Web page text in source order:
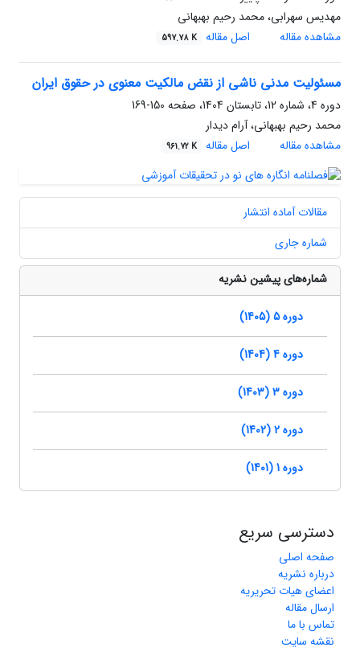
مهدیس سهرابی، محمد رحیم بهبهانی
مشاهده مقاله
اصل مقاله 597.78 K
مسئولیت مدنی ناشی از نقض مالکیت معنوی در حقوق ایران
دوره 4، شماره 12، تابستان 1404، صفحه
150-169
محمد رحیم بهبهانی، آرام دیدار
مشاهده مقاله
اصل مقاله 961.72 K
مقالات آماده انتشار
شماره جاری
شماره‌های پیشین نشریه
دوره 5 (1405)
دوره 4 (1404)
دوره 3 (1403)
دوره 2 (1402)
دوره 1 (1401)
دسترسی سریع
صفحه اصلی
درباره نشریه
اعضای هیات تحریریه
ارسال مقاله
تماس با ما
نقشه سایت